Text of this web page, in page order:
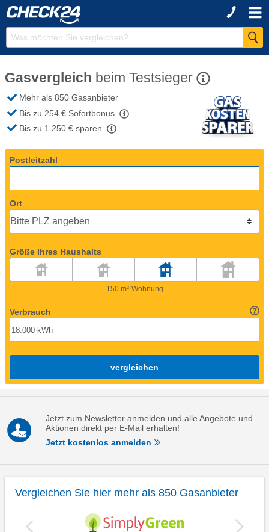
Gasvergleich beim Testsieger
Mehr als 850 Gasanbieter
Bis zu 254 € Sofortbonus
Bis zu 1.250 € sparen
Postleitzahl
Ort
Größe Ihres Haushalts
150 m²-Wohnung
Verbrauch
vergleichen
Jetzt zum Newsletter anmelden und alle Angebote und
Aktionen direkt per E-Mail erhalten!
Jetzt kostenlos anmelden
Vergleichen Sie hier mehr als 850 Gasanbieter